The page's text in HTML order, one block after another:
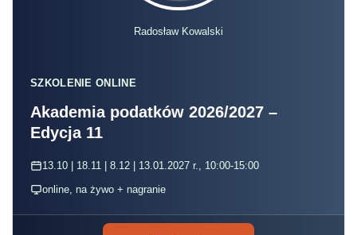
Radosław Kowalski
SZKOLENIE ONLINE
Akademia podatków 2026/2027 –
Edycja 11
13.10 | 18.11 | 8.12 | 13.01.2027 r., 10:00-15:00
online, na żywo + nagranie